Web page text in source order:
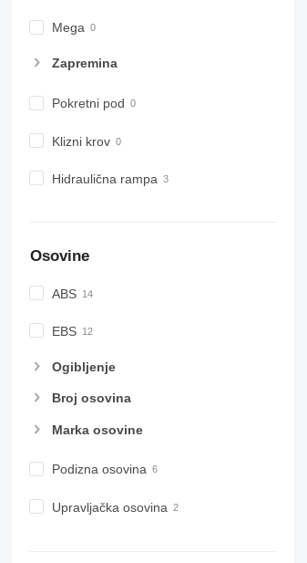
Mega
Zapremina
Pokretni pod
Klizni krov
Hidraulična rampa
Osovine
ABS
EBS
Ogibljenje
Broj osovina
Marka osovine
Podizna osovina
Upravljačka osovina